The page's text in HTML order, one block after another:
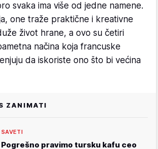
svaka ima više od jedne namene.
one traže praktične i kreativne
život hrane, a ovo su četiri
načina koja francuske
da iskoriste ono što bi većina
ZANIMATI
SAVETI
Pogrešno pravimo tursku kafu ceo